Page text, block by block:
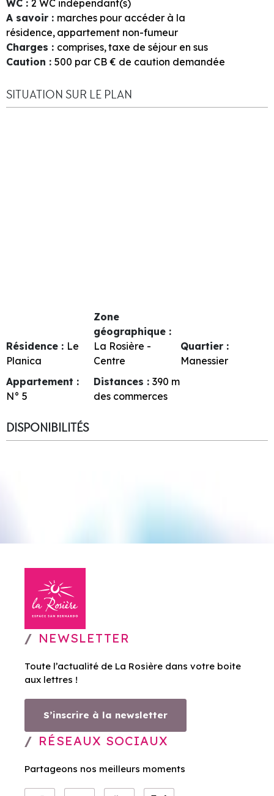
WC : 2 WC indépendant(s)
A savoir : marches pour accéder à la
résidence appartement non-fumeur
Charges : comprises taxe de séjour en sus
Caution : 500 par CB € de caution demandée
SITUATION SUR LE PLAN
Résidence : Le
Planica
Zone
géographique :
La Rosière -
Centre
Quartier :
Manessier
Appartement :
N° 5
Distances : 390 m
des commerces
DISPONIBILITÉS
NEWSLETTER
Toute l’actualité de La Rosière dans votre boite
aux lettres !
S’inscrire à la newsletter
RÉSEAUX SOCIAUX
Partageons nos meilleurs moments